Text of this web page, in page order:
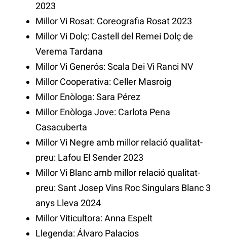
2023
Millor Vi Rosat: Coreografia Rosat 2023
Millor Vi Dolç: Castell del Remei Dolç de
Verema Tardana
Millor Vi Generós: Scala Dei Vi Ranci NV
Millor Cooperativa: Celler Masroig
Millor Enòloga: Sara Pérez
Millor Enòloga Jove: Carlota Pena
Casacuberta
Millor Vi Negre amb millor relació qualitat-
preu: Lafou El Sender 2023
Millor Vi Blanc amb millor relació qualitat-
preu: Sant Josep Vins Roc Singulars Blanc 3
anys Lleva 2024
Millor Viticultora: Anna Espelt
Llegenda: Álvaro Palacios